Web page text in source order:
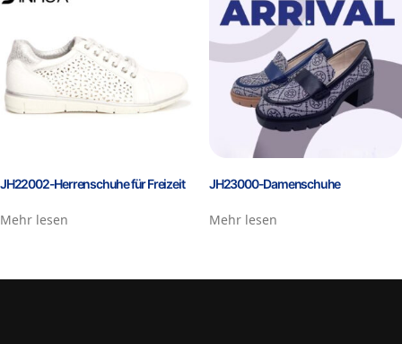
JH22002-Herrenschuhe für Freizeit
Mehr lesen
JH23000-Damenschuhe
Mehr lesen